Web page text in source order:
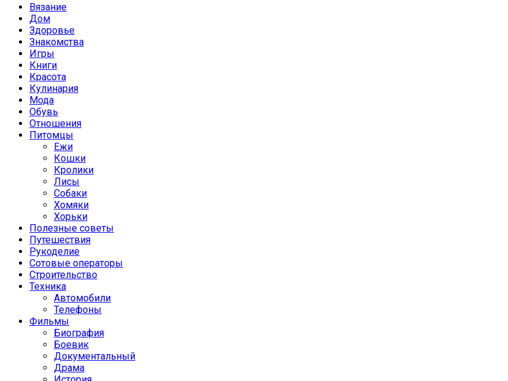
Вязание
Дом
Здоровье
Знакомства
Игры
Книги
Красота
Кулинария
Мода
Обувь
Отношения
Питомцы
Ежи
Кошки
Кролики
Лисы
Собаки
Хомяки
Хорьки
Полезные советы
Путешествия
Рукоделие
Сотовые операторы
Строительство
Техника
Автомобили
Телефоны
Фильмы
Биография
Боевик
Документальный
Драма